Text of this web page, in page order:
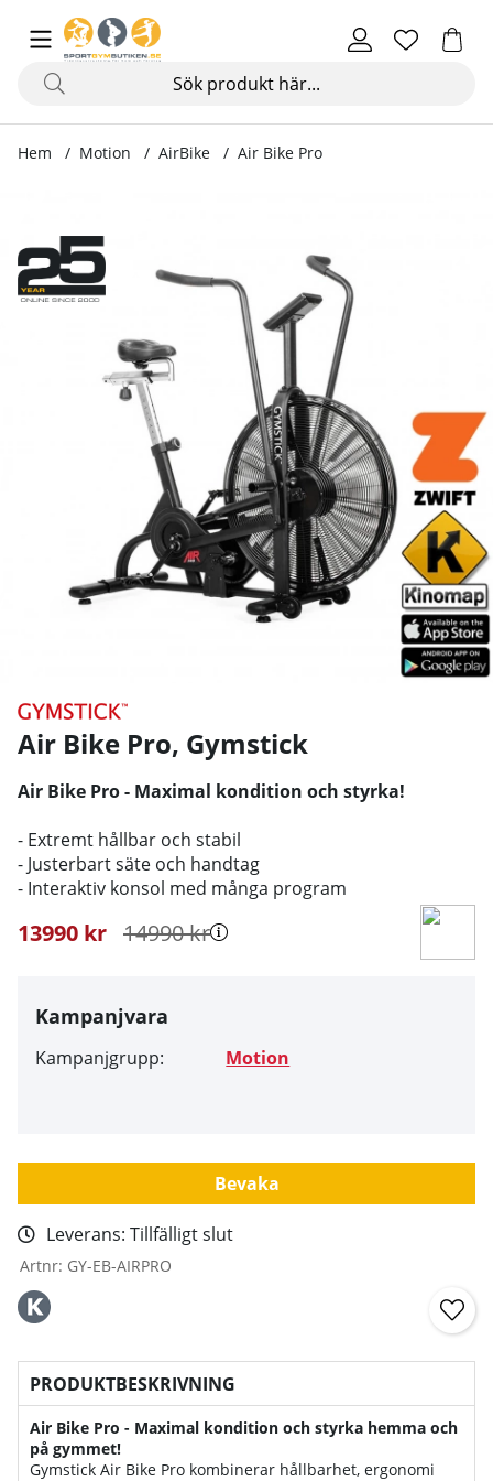
Hem Motion AirBike Air Bike Pro
Air Bike Pro, Gymstick
Air Bike Pro - Maximal kondition och styrka!
- Extremt hållbar och stabil
- Justerbart säte och handtag
- Interaktiv konsol med många program
14990kr
13990 kr
Kampanjvara
Kampanjgrupp: Motion
Bevaka
Leverans: Tillfälligt slut
Artnr: GY-EB-AIRPRO
PRODUKTBESKRIVNING
Air Bike Pro - Maximal kondition och styrka hemma och
på gymmet!
Gymstick Air Bike Pro kombinerar hållbarhet, ergonomi